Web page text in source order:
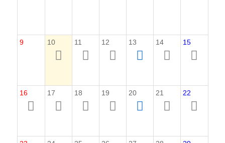
9 10 11 12 13 14 15
16 17 18 19 20 21 22